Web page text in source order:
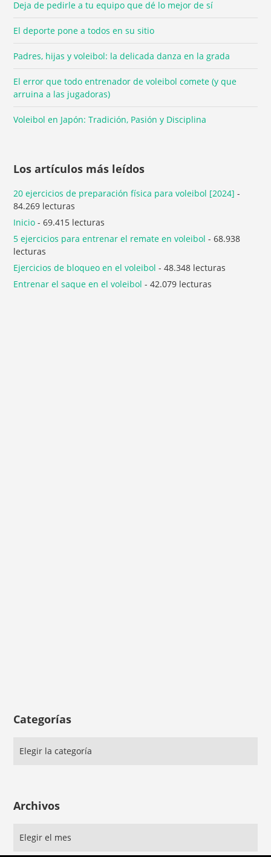
Deja de pedirle a tu equipo que dé lo mejor de sí
El deporte pone a todos en su sitio
Padres, hijas y voleibol: la delicada danza en la grada
El error que todo entrenador de voleibol comete (y que
arruina a las jugadoras)
Voleibol en Japón: Tradición, Pasión y Disciplina
Los artículos más leídos
20 ejercicios de preparación física para voleibol [2024] -
84.269 lecturas
Inicio - 69.415 lecturas
5 ejercicios para entrenar el remate en voleibol - 68.938
lecturas
Ejercicios de bloqueo en el voleibol - 48.348 lecturas
Entrenar el saque en el voleibol - 42.079 lecturas
Categorías
Archivos